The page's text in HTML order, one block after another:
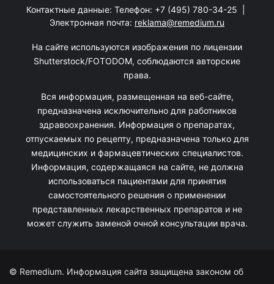
Контактные данные: Телефон: +7 (495) 780-34-25
Электронная почта: reklama@remedium.ru
На сайте используются изображения по лицензии
Shutterstock/FOTODOM, соблюдаются авторские
права.
Вся информация, размещенная на веб-сайте,
предназначена исключительно для работников
здравоохранения. Информация о препаратах,
отпускаемых по рецепту, предназначена только для
медицинских и фармацевтических специалистов.
Информация, содержащаяся на сайте, не должна
использоваться пациентами для принятия
самостоятельного решения о применении
представленных лекарственных препаратов и не
может служить заменой очной консультации врача.
© Remedium. Информация сайта защищена законом об